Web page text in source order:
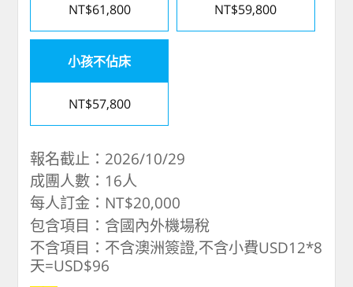
NT$61,800 NT$59,800
小孩不佔床
NT$57,800
報名截止：2026/10/29
成團人數：16人
每人訂金：NT$20,000
包含項目：含國內外機場稅
不含項目：不含澳洲簽證,不含小費USD12*8
天=USD$96